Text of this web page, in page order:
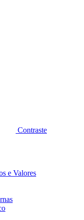
Contraste
e Valores